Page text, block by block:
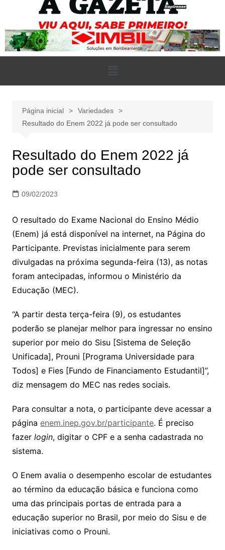
Página inicial
Variedades
Resultado do Enem 2022 já pode ser consultado
Resultado do Enem 2022 já
pode ser consultado
09/02/2023
O resultado do Exame Nacional do Ensino Médio
(Enem) já está disponível na internet, na Página do
Participante. Previstas inicialmente para serem
divulgadas na próxima segunda-feira (13), as notas
foram antecipadas, informou o Ministério da
Educação (MEC).
“A partir desta terça-feira (9), os estudantes
poderão se planejar melhor para ingressar no ensino
superior por meio do Sisu [Sistema de Seleção
Unificada], Prouni [Programa Universidade para
Todos] e Fies [Fundo de Financiamento Estudantil]”,
diz mensagem do MEC nas redes sociais.
Para consultar a nota, o participante deve acessar a
página enem.inep.gov.br/participante. É preciso
fazer login, digitar o CPF e a senha cadastrada no
sistema.
O Enem avalia o desempenho escolar de estudantes
ao término da educação básica e funciona como
uma das principais portas de entrada para a
educação superior no Brasil, por meio do Sisu e de
iniciativas como o Prouni.